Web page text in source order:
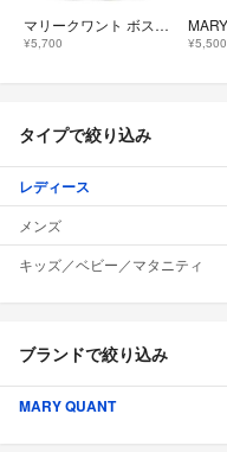
マリークワント ボストンバッグ ハンドバッグ 総柄 黒 ブラック /TK 30
¥5,700 ¥5,500
タイプで絞り込み
レディース
メンズ
キッズ／ベビー／マタニティ
ブランドで絞り込み
MARY QUANT